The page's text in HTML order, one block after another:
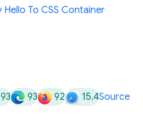
Hello To CSS Container
93 93 92 15.4Source